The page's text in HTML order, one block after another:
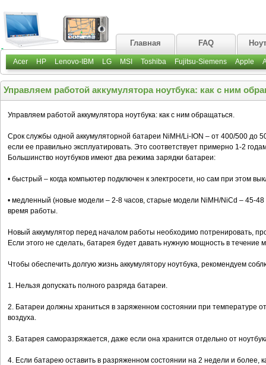
Главная FAQ
Acer HP Lenovo-IBM LG MSI Toshiba Fujitsu-Siemens Apple
Управляем работой аккумулятора ноутбука: как с ним
Управляем работой аккумулятора ноутбука: как с ним обращаться.
Срок службы одной аккумуляторной батареи NiMH/Li-ION – от 400/500 до
если ее правильно эксплуатировать. Это соответствует примерно 1-2
Большинство ноутбуков имеют два режима зарядки батареи:
• быстрый – когда компьютер подключен к электросети, но сам при этом
• медленный (новые модели – 2-8 часов, старые модели NiMH/NiCd – 45-48
время работы.
Новый аккумулятор перед началом работы необходимо потренировать,
Если этого не сделать, батарея будет давать нужную мощность в
Чтобы обеспечить долгую жизнь аккумулятору ноутбука, рекомендуем
1. Нельзя допускать полного разряда батареи.
2. Батареи должны храниться в заряженном состоянии при температуре
воздуха.
3. Батарея саморазряжается, даже если она хранится отдельно от
4. Если батарею оставить в разряженном состоянии на 2 недели и более,